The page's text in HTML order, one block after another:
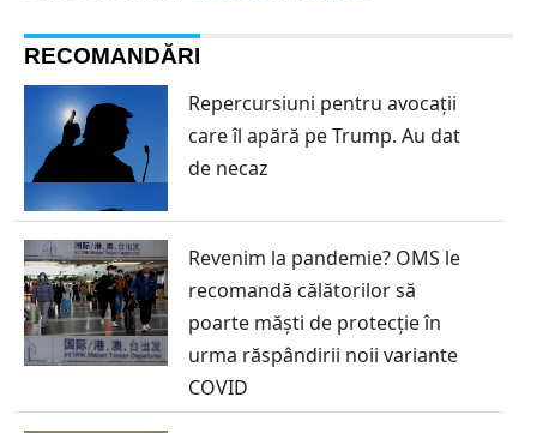
RECOMANDĂRI
Repercursiuni pentru avocații
care îl apără pe Trump. Au dat
de necaz
Revenim la pandemie? OMS le
recomandă călătorilor să
poarte măști de protecție în
urma răspândirii noii variante
COVID